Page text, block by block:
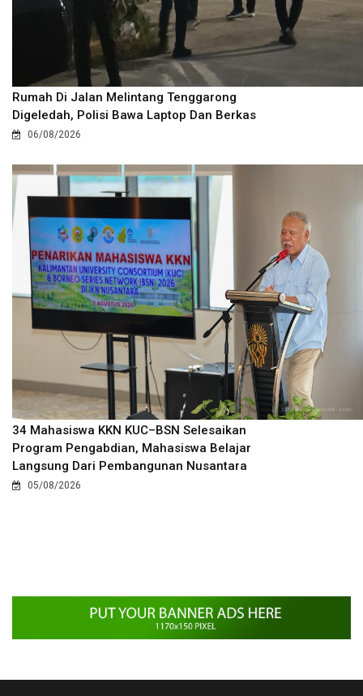
Rumah Di Jalan Melintang Tenggarong
Digeledah, Polisi Bawa Laptop Dan Berkas
06/08/2026
34 Mahasiswa KKN KUC–BSN Selesaikan
Program Pengabdian, Mahasiswa Belajar
Langsung Dari Pembangunan Nusantara
05/08/2026